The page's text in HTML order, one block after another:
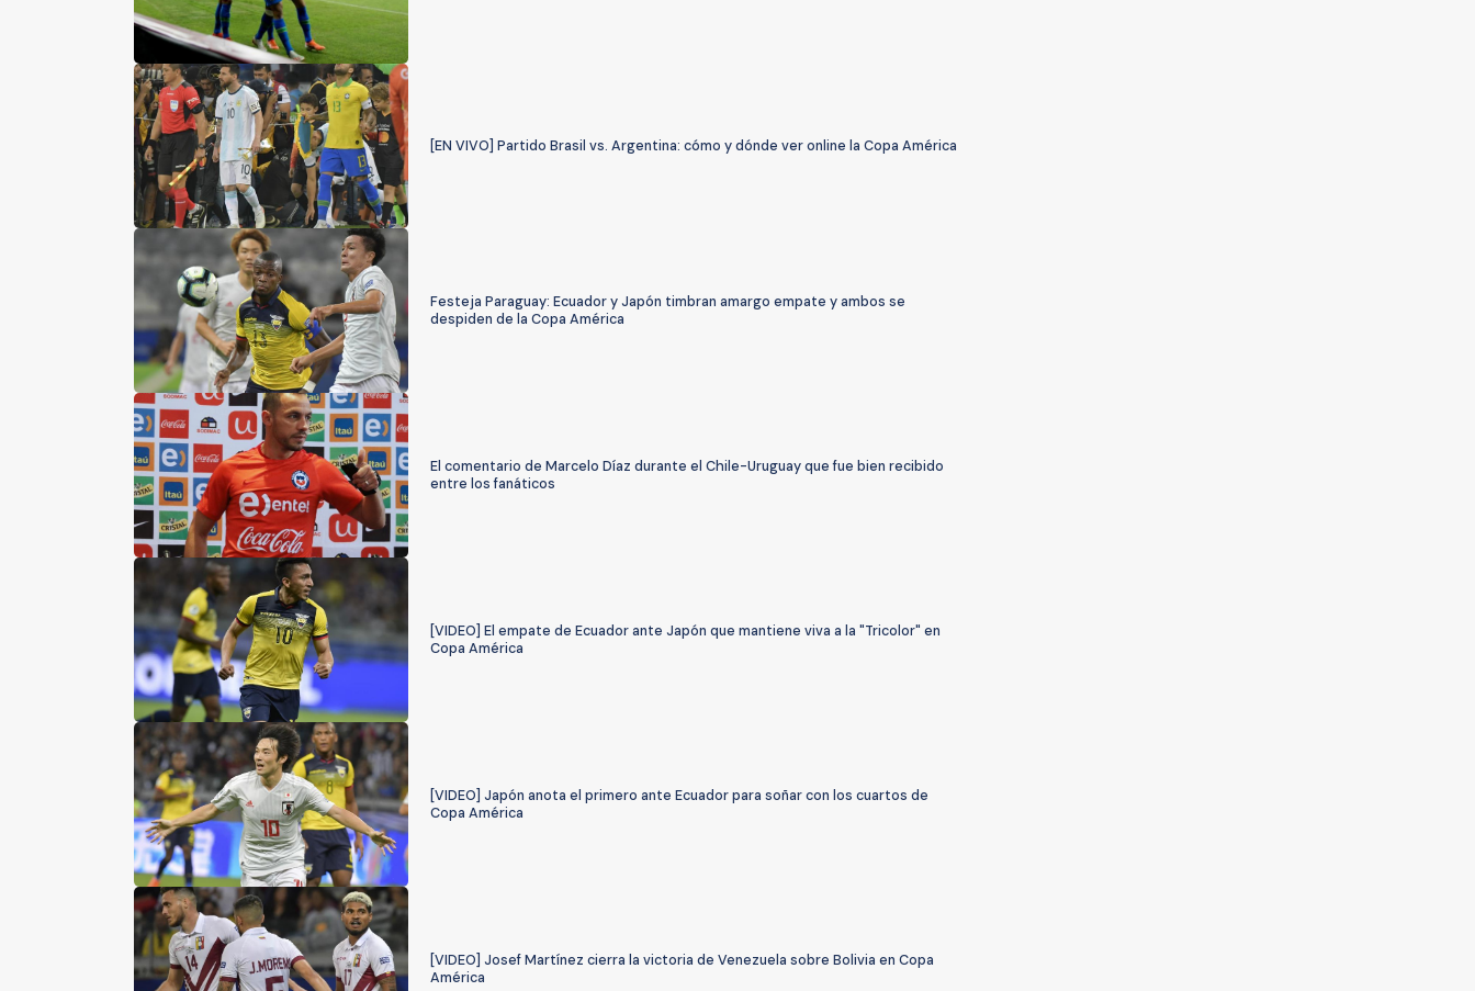
[EN VIVO] Partido Brasil vs. Argentina: cómo y dónde ver online la Copa América
Festeja Paraguay: Ecuador y Japón timbran amargo empate y ambos se
despiden de la Copa América
El comentario de Marcelo Díaz durante el Chile-Uruguay que fue bien recibido
entre los fanáticos
[VIDEO] El empate de Ecuador ante Japón que mantiene viva a la "Tricolor" en
Copa América
[VIDEO] Japón anota el primero ante Ecuador para soñar con los cuartos de
Copa América
[VIDEO] Josef Martínez cierra la victoria de Venezuela sobre Bolivia en Copa
América